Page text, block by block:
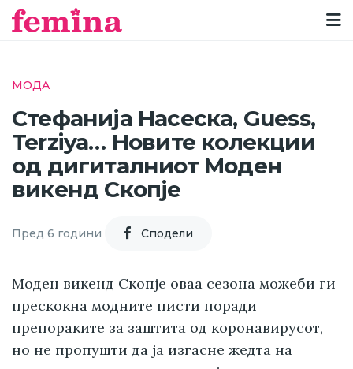
МОДА
Стефанија Насеска, Guess,
Terziya… Новите колекции
од дигиталниот Моден
викенд Скопје
Пред 6 години Cподели
Моден викенд Скопје оваа сезона можеби ги
прескокна модните писти поради
препораките за заштита од коронавирусот,
но не пропушти да ја изгасне жедта на